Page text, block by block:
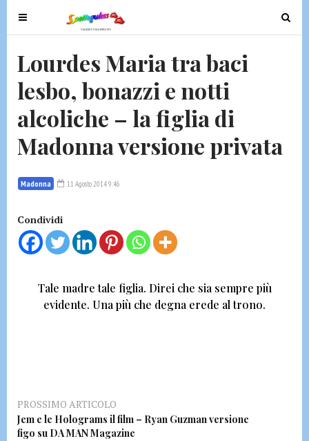
T
o
l
e
n
g
t
o
T
o
v
Lourdes Maria tra baci
lesbo, bonazzi e notti
alcoliche – la figlia di
Madonna versione privata
Madonna 11 Agosto 2014 9:46
Condividi
Tale madre tale figlia. Direi che sia sempre più
evidente. Una più che degna erede al trono.
PROSSIMO ARTICOLO
Jem e le Holograms il film – Ryan Guzman versione
figo su DA MAN Magazine